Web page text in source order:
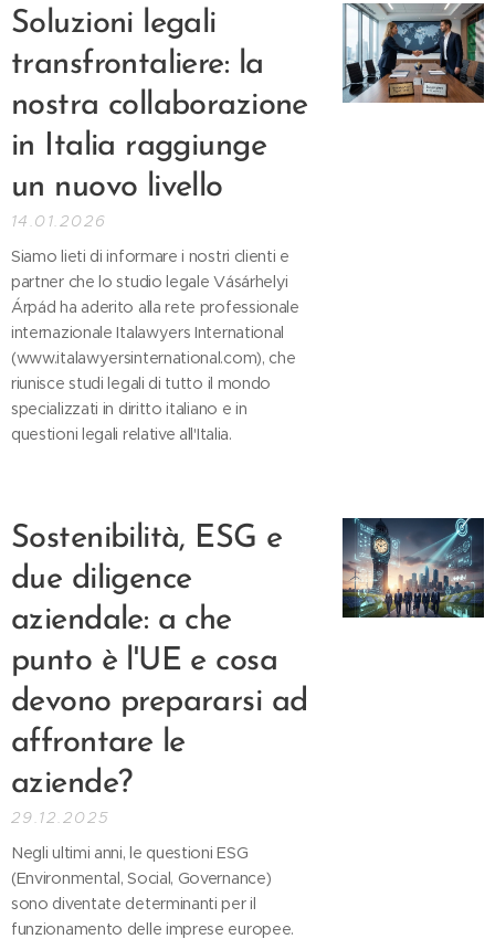
Soluzioni legali
transfrontaliere: la
nostra collaborazione
in Italia raggiunge
un nuovo livello
14.01.2026
Siamo lieti di informare i nostri clienti e
partner che lo studio legale Vásárhelyi
Árpád ha aderito alla rete professionale
internazionale Italawyers International
(www.italawyersinternational.com), che
riunisce studi legali di tutto il mondo
specializzati in diritto italiano e in
questioni legali relative all'Italia.
Sostenibilità, ESG e
due diligence
aziendale: a che
punto è l'UE e cosa
devono prepararsi ad
affrontare le
aziende?
29.12.2025
Negli ultimi anni, le questioni ESG
(Environmental, Social, Governance)
sono diventate determinanti per il
funzionamento delle imprese europee.